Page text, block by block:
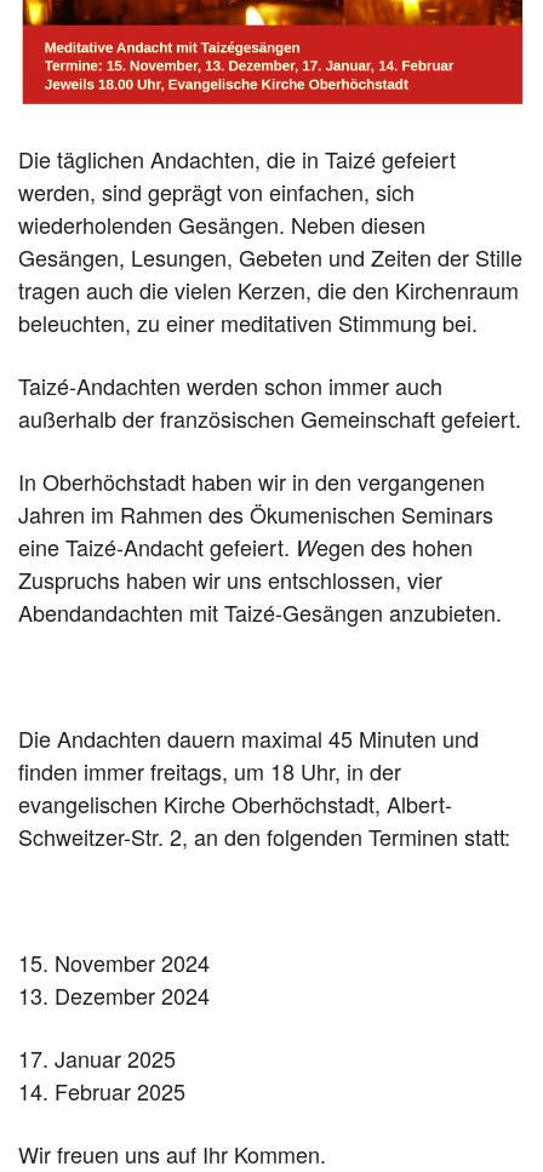
Die täglichen Andachten, die in Taizé gefeiert
werden, sind geprägt von einfachen, sich
wiederholenden Gesängen. Neben diesen
Gesängen, Lesungen, Gebeten und Zeiten der Stille
tragen auch die vielen Kerzen, die den Kirchenraum
beleuchten, zu einer meditativen Stimmung bei.
Taizé-Andachten werden schon immer auch
außerhalb der französischen Gemeinschaft gefeiert.
In Oberhöchstadt haben wir in den vergangenen
Jahren im Rahmen des Ökumenischen Seminars
eine Taizé-Andacht gefeiert. Wegen des hohen
Zuspruchs haben wir uns entschlossen, vier
Abendandachten mit Taizé-Gesängen anzubieten.
Die Andachten dauern maximal 45 Minuten und
finden immer freitags, um 18 Uhr, in der
evangelischen Kirche Oberhöchstadt, Albert-
Schweitzer-Str. 2, an den folgenden Terminen statt:
15. November 2024
13. Dezember 2024
17. Januar 2025
14. Februar 2025
Wir freuen uns auf Ihr Kommen.